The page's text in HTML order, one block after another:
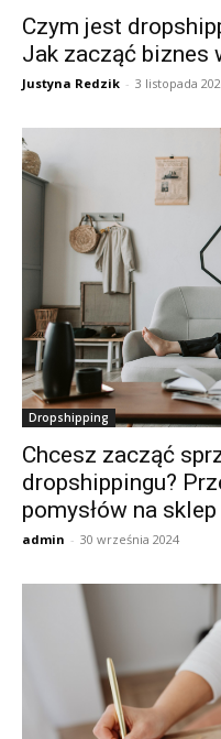
Czym jest
Jak zacząć biznes
Justyna Redzik - 3 listopada
Dropshipping
Chcesz zacząć
dropshippingu?
pomysłów na
admin - 30 września 2024